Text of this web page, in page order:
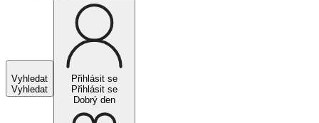
Vyhledat
Vyhledat
Přihlásit se
Přihlásit se
Dobrý den